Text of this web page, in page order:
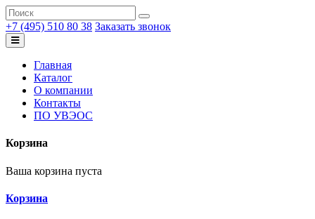
+7 (495) 510 80 38 Заказать звонок
Главная
Каталог
О компании
Контакты
ПО УВЭОС
Корзина
Ваша корзина пуста
Корзина